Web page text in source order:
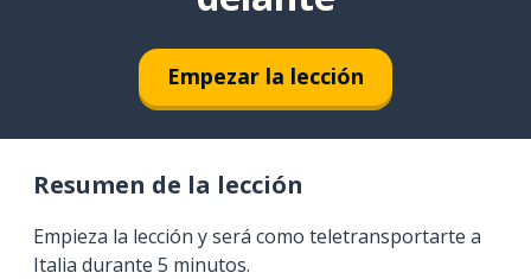
Empezar la lección
Resumen de la lección
Empieza la lección y será como teletransportarte a
Italia durante 5 minutos.